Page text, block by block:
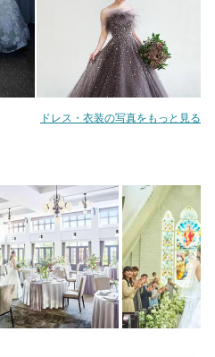
ドレス・衣装の写真をもっと見る